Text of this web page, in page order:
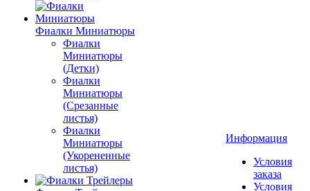
Фиалки Миниатюры
Фиалки
Миниатюры
(Детки)
Фиалки
Миниатюры
(Срезанные
листья)
Фиалки
Миниатюры
(Укорененные
листья)
Информация
Условия
заказа
Условия